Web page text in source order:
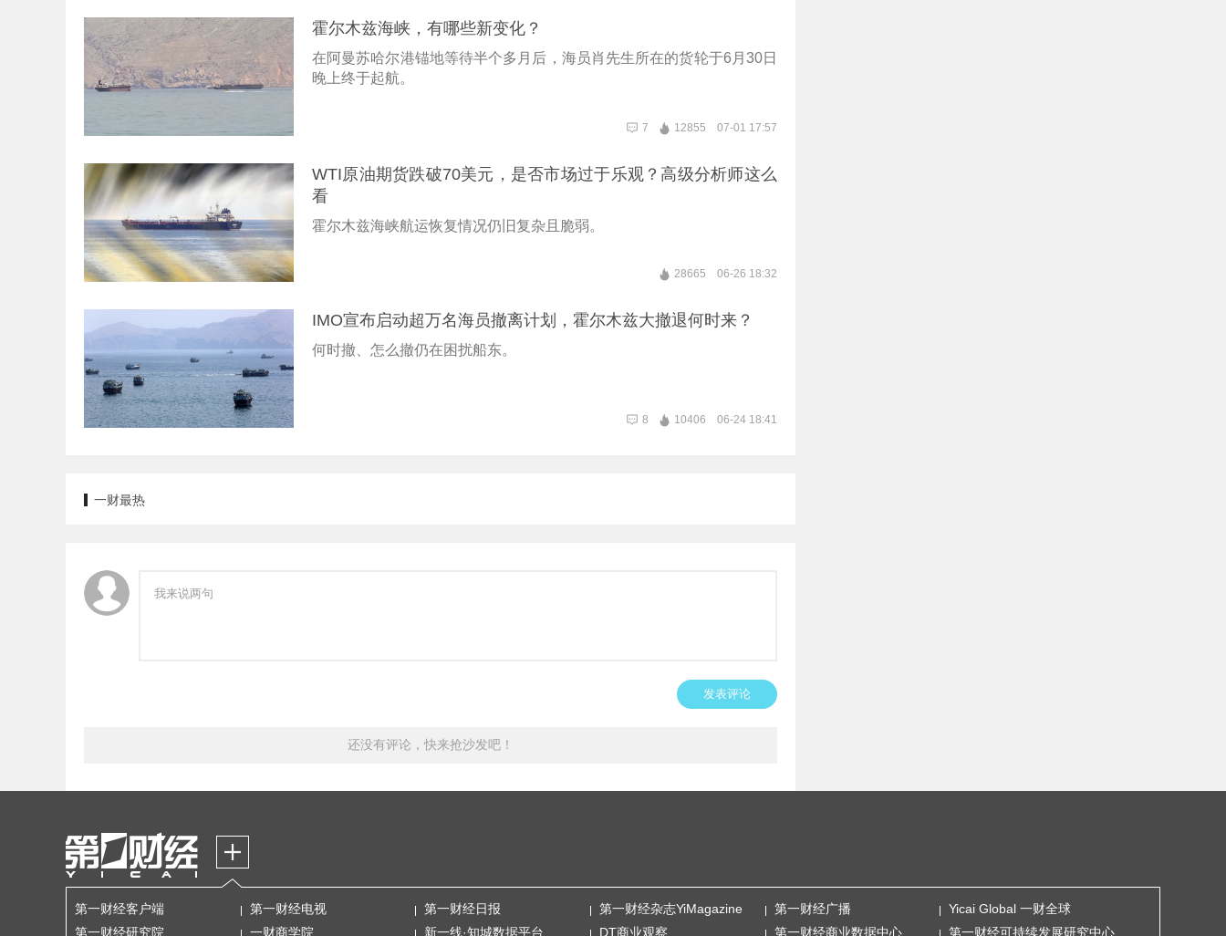
霍尔木兹海峡，有哪些新变化？
在阿曼苏哈尔港锚地等待半个多月后，海员肖先生所在的货轮于6月30日
晚上终于起航。
7 12855 07-01 17:57
WTI原油期货跌破70美元，是否市场过于乐观？高级分析师这么
看
霍尔木兹海峡航运恢复情况仍旧复杂且脆弱。
28665 06-26 18:32
IMO宣布启动超万名海员撤离计划，霍尔木兹大撤退何时来？
何时撤、怎么撤仍在困扰船东。
8 10406 06-24 18:41
一财最热
发表评论
还没有评论，快来抢沙发吧！
第一财经客户端 第一财经电视 第一财经日报 第一财经杂志YiMagazine 第一财经广播
Yicai Global 一财全球
第一财经研究院
一财商学院 新一线·知城数据平台 DT商业观察 第一财经商业数据中心 第一财经可持续发展研究中心